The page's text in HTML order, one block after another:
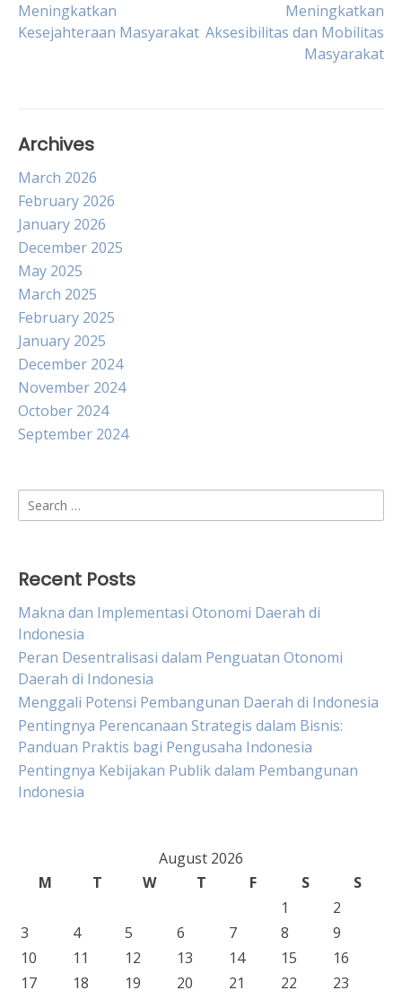
navigation
Meningkatkan
Kesejahteraan Masyarakat
Meningkatkan
Aksesibilitas dan Mobilitas
Masyarakat
Archives
March 2026
February 2026
January 2026
December 2025
May 2025
March 2025
February 2025
January 2025
December 2024
November 2024
October 2024
September 2024
Search
for:
Recent Posts
Makna dan Implementasi Otonomi Daerah di
Indonesia
Peran Desentralisasi dalam Penguatan Otonomi
Daerah di Indonesia
Menggali Potensi Pembangunan Daerah di Indonesia
Pentingnya Perencanaan Strategis dalam Bisnis:
Panduan Praktis bagi Pengusaha Indonesia
Pentingnya Kebijakan Publik dalam Pembangunan
Indonesia
August 2026
M
T W T F S
S
1
2
3
4 5 6 7 8
9
10
11 12 13 14 15
16
17
18 19 20 21 22
23